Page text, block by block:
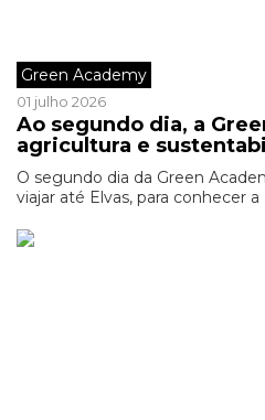
Green Academy
01 julho 2026
Ao segundo dia, a
agricultura e
O segundo dia da Green
viajar até Elvas, para conhecer